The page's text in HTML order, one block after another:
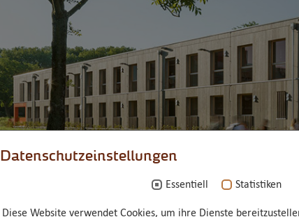
Datenschutzeinstellungen
Essentiell Statistiken
Diese Website verwendet Cookies, um ihre Dienste